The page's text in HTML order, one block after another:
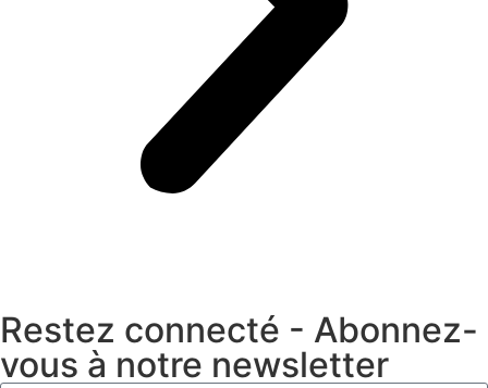
Restez connecté - Abonnez-
vous à notre newsletter